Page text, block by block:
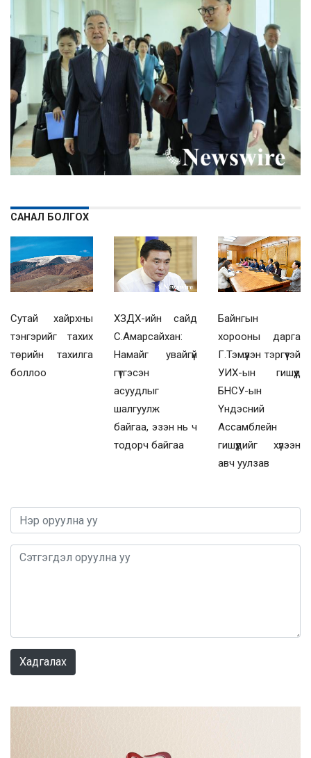
САНАЛ БОЛГОХ
Сутай хайрхны
тэнгэрийг тахих
төрийн тахилга
боллоо
ХЗДХ-ийн сайд
С.Амарсайхан:
Намайг увайгүй
гүтгэсэн
асуудлыг
шалгуулж
байгаа, эзэн нь ч
тодорч байгаа
Байнгын
хорооны дарга
Г.Тэмүүлэн тэргүүтэй
УИХ-ын гишүүд
БНСУ-ын
Үндэсний
Ассамблейн
гишүүдийг хүлээн
авч уулзав
Хадгалах